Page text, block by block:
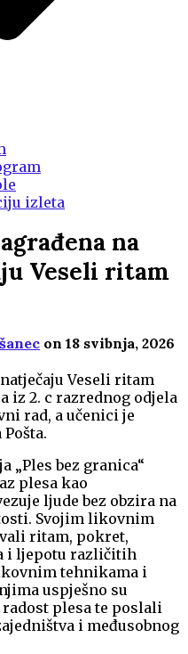
izleta
na
Veseli ritam
on 18 svibnja, 2026
Veseli ritam
iz 2. c razrednog odjela
rad, a učenici je
„Ples bez granica“
plesa kao
ljude bez obzira na
Svojim likovnim
ritam, pokret,
i ljepotu različitih
tehnikama i
uspješno su
plesa te poslali
i međusobnog